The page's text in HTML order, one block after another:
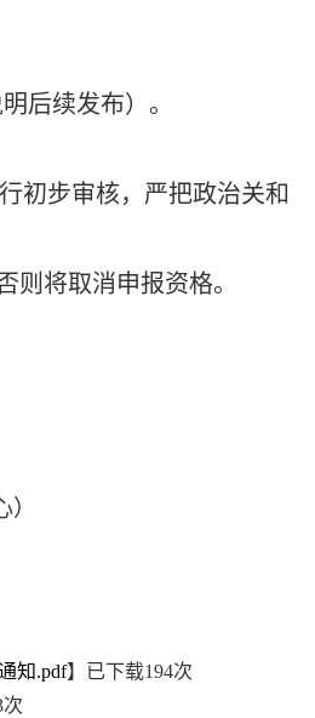
后续发布）。
初步审核，严把政治关和
则将取消申报资格。
知.pdf】已下载194次
次